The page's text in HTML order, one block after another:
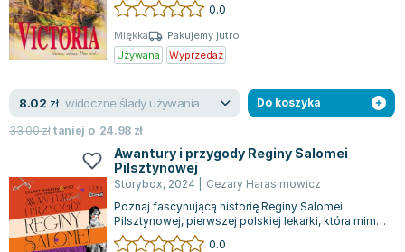
0.0
Miękka
Pakujemy jutro
Używana
Wyprzedaż
8.02 zł widoczne ślady używania
33.00złtaniej o 24.98 zł
Do koszyka
Awantury i przygody Reginy Salomei
Pilsztynowej
Storybox, 2024
Cezary Harasimowicz
Poznaj fascynującą historię Reginy Salomei
Pilsztynowej, pierwszej polskiej lekarki, która mimo
braku formalnego wykształcenia zas...
0.0